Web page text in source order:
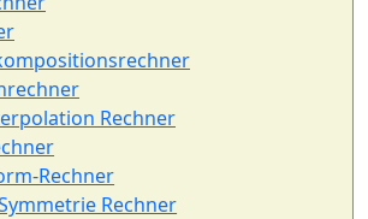
Rechner
Rechner
Rechner